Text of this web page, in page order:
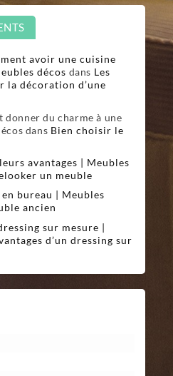
avoir une cuisine
décos dans Les
la décoration d’une
du charme à une
dans Bien choisir le
avantages | Meubles
un meuble
bureau | Meubles
ancien
sur mesure |
d’un dressing sur